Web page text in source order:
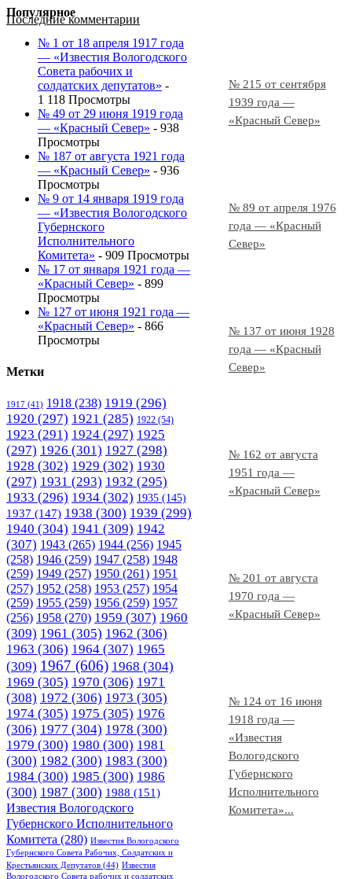
№ 215 от сентября
1939 года —
«Красный Север»
№ 89 от апреля 1976
года — «Красный
Север»
№ 137 от июня 1928
года — «Красный
Север»
№ 162 от августа
1951 года —
«Красный Север»
№ 201 от августа
1970 года —
«Красный Север»
№ 124 от 16 июня
1918 года —
«Известия
Вологодского
Губернского
Исполнительного
Комитета»...
Последние комментарии
Популярное
№ 1 от 18 апреля 1917 года
— «Известия Вологодского
Совета рабочих и
солдатских депутатов» -
1 118 Просмотры
№ 49 от 29 июня 1919 года
— «Красный Север» - 938
Просмотры
№ 187 от августа 1921 года
— «Красный Север» - 936
Просмотры
№ 9 от 14 января 1919 года
— «Известия Вологодского
Губернского
Исполнительного
Комитета» - 909 Просмотры
№ 17 от января 1921 года —
«Красный Север» - 899
Просмотры
№ 127 от июня 1921 года —
«Красный Север» - 866
Просмотры
Метки
1917 (41) 1918 (238) 1919 (296)
1920 (297) 1921 (285) 1922 (54)
1923 (291) 1924 (297) 1925
(297) 1926 (301) 1927 (298)
1928 (302) 1929 (302) 1930
(297) 1931 (293) 1932 (295)
1933 (296) 1934 (302) 1935 (145)
1937 (147) 1938 (300) 1939 (299)
1940 (304) 1941 (309) 1942
(307) 1943 (265) 1944 (256) 1945
(258) 1946 (259) 1947 (258) 1948
(259) 1949 (257) 1950 (261) 1951
(257) 1952 (258) 1953 (257) 1954
(259) 1955 (259) 1956 (259) 1957
(256) 1958 (270) 1959 (307) 1960
(309) 1961 (305) 1962 (306)
1963 (306) 1964 (307) 1965
(309) 1967 (606) 1968 (304)
1969 (305) 1970 (306) 1971
(308) 1972 (306) 1973 (305)
1974 (305) 1975 (305) 1976
(306) 1977 (304) 1978 (300)
1979 (300) 1980 (300) 1981
(300) 1982 (300) 1983 (300)
1984 (300) 1985 (300) 1986
(300) 1987 (300) 1988 (151)
Известия Вологодского
Губернского Исполнительного
Комитета (280) Известия Вологодского
Губернского Совета Рабочих, Солдатских и
Крестьянских Депутатов (44) Известия
Вологодского Совета рабочих и солдатских